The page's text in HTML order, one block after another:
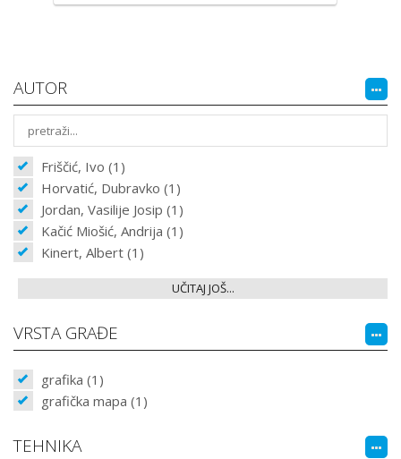
AUTOR
Friščić, Ivo (1)
Horvatić, Dubravko (1)
Jordan, Vasilije Josip (1)
Kačić Miošić, Andrija (1)
Kinert, Albert (1)
UČITAJ JOŠ...
VRSTA GRAĐE
grafika (1)
grafička mapa (1)
TEHNIKA